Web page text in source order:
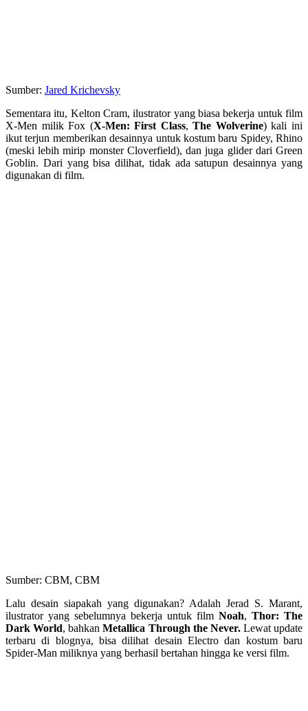
Sumber: Jared Krichevsky
Sementara itu, Kelton Cram, ilustrator yang biasa bekerja untuk film
X-Men milik Fox (X-Men: First Class,The Wolverine) kali ini
ikut terjun memberikan desainnya untuk kostum baru Spidey, Rhino
(meski lebih mirip monster Cloverfield), dan juga glider dari Green
Goblin. Dari yang bisa dilihat, tidak ada satupun desainnya yang
digunakan di film.
Sumber: CBM, CBM
Lalu desain siapakah yang digunakan? Adalah Jerad S. Marant,
ilustrator yang sebelumnya bekerja untuk film Noah, Thor: The
Dark World, bahkanMetallica Through the Never. Lewat update
terbaru di blognya, bisa dilihat desain Electro dan kostum baru
Spider-Man miliknya yang berhasil bertahan hingga ke versi film.